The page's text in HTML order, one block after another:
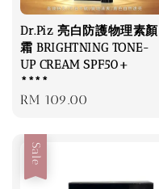
Dr.Piz 亮白防護物理素顏
霜 BRIGHTNING TONE-
UP CREAM SPF50+
****
Regular
RM 109.00
Sale